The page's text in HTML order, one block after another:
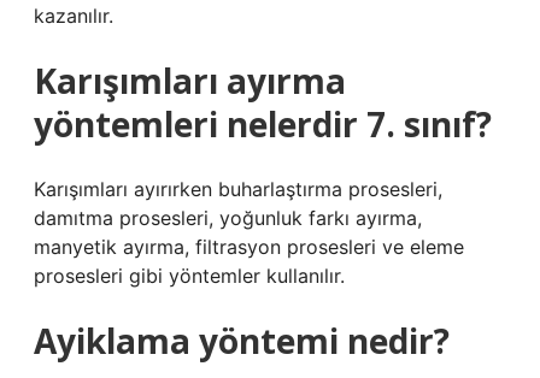
kazanılır.
Karışımları ayırma
yöntemleri nelerdir 7. sınıf?
Karışımları ayırırken buharlaştırma prosesleri,
damıtma prosesleri, yoğunluk farkı ayırma,
manyetik ayırma, filtrasyon prosesleri ve eleme
prosesleri gibi yöntemler kullanılır.
Ayiklama yöntemi nedir?